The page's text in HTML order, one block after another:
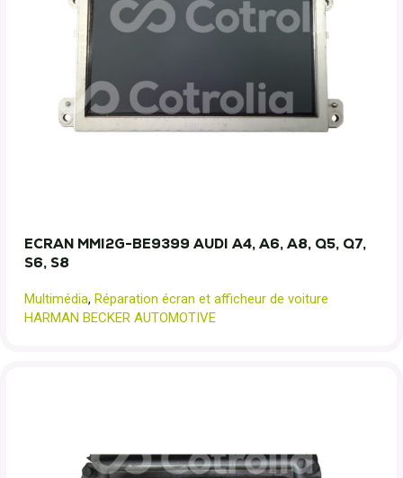
ECRAN MMI2G-BE9399 AUDI A4, A6, A8, Q5, Q7,
S6, S8
Multimédia, Réparation écran et afficheur de voiture
HARMAN BECKER AUTOMOTIVE